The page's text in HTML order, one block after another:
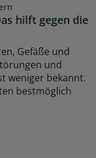
hilft gegen die
Gefäße und
und
weniger bekannt.
bestmöglich